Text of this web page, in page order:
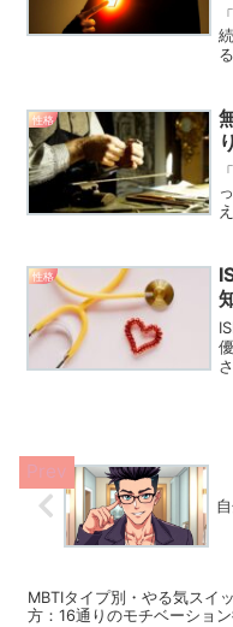
性格
性格
MBTIタイプ別・やる気スイ
方：16通りのモチベーショ